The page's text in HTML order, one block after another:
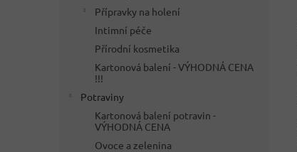
Přípravky na holení
Intimní péče
Přírodní kosmetika
Kartonová balení - VÝHODNÁ CENA
!!!
Potraviny
Kartonová balení potravin -
VÝHODNÁ CENA
Ovoce a zelenina